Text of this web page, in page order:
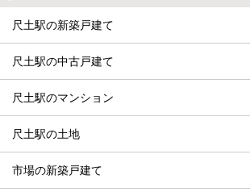
尺土駅の新築戸建て
尺土駅の中古戸建て
尺土駅のマンション
尺土駅の土地
市場の新築戸建て